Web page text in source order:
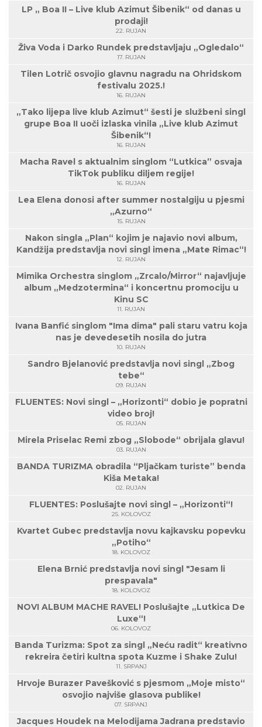
LP „ Boa II – Live klub Azimut Šibenik“ od danas u
prodaji!
22. RUJAN
Živa Voda i Darko Rundek predstavljaju „Ogledalo“
17. RUJAN
Tilen Lotrič osvojio glavnu nagradu na Ohridskom
festivalu 2025.!
16. RUJAN
„Tako lijepa live klub Azimut“ šesti je službeni singl
grupe Boa II uoči izlaska vinila „Live klub Azimut
Šibenik“!
16. RUJAN
Macha Ravel s aktualnim singlom “Lutkica” osvaja
TikTok publiku diljem regije!
16. RUJAN
Lea Elena donosi after summer nostalgiju u pjesmi
„Azurno“
15. RUJAN
Nakon singla „Plan“ kojim je najavio novi album,
Kandžija predstavlja novi singl imena „Mate Rimac“!
12. RUJAN
Mimika Orchestra singlom „Zrcalo/Mirror“ najavljuje
album „Medzotermina“ i koncertnu promociju u
Kinu SC
11. RUJAN
Ivana Banfić singlom "Ima dima" pali staru vatru koja
nas je devedesetih nosila do jutra
10. RUJAN
Sandro Bjelanović predstavlja novi singl „Zbog
tebe“
09. RUJAN
FLUENTES: Novi singl – „Horizonti“ dobio je popratni
video broj!
05. RUJAN
Mirela Priselac Remi zbog „Slobode“ obrijala glavu!
03. RUJAN
BANDA TURIZMA obradila “Pljačkam turiste” benda
Kiša Metaka!
02. RUJAN
FLUENTES: Poslušajte novi singl – „Horizonti“!
25. KOLOVOZ
Kvartet Gubec predstavlja novu kajkavsku popevku
„Potiho“
18. KOLOVOZ
Elena Brnić predstavlja novi singl "Jesam li
prespavala"
18. KOLOVOZ
NOVI ALBUM MACHE RAVEL! Poslušajte „Lutkica De
Luxe“!
06. KOLOVOZ
Banda Turizma: Spot za singl „Neću radit“ kreativno
rekreira četiri kultna spota Kuzme i Shake Zulu!
11. SRPANJ
Hrvoje Burazer Pavešković s pjesmom „Moje misto“
osvojio najviše glasova publike!
07. SRPANJ
Jacques Houdek na Melodijama Jadrana predstavio